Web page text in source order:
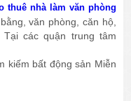
thuê nhà làm văn phòng
văn phòng, căn hộ,
các quận trung tâm
kiếm bất động sản Miễn